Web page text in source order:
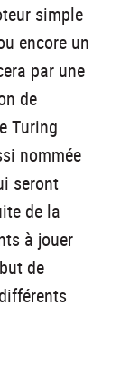
simple
encore un
par une
de
Turing
nommée
seront
de la
à jouer
de